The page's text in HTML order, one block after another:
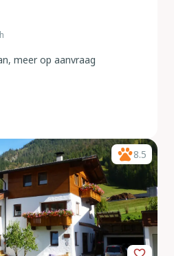
meer op aanvraag
8.5